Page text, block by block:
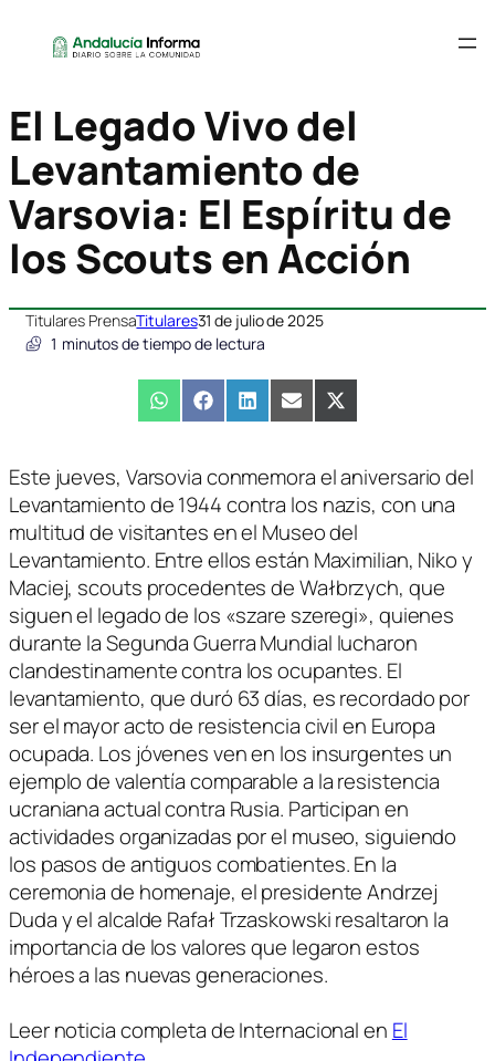
El Legado Vivo del
Levantamiento de
Varsovia: El Espíritu de
los Scouts en Acción
Titulares PrensaTitulares31 de julio de 2025
1 minutos de tiempo de lectura
Compartir
en
WhatsAppCompartir
en
FacebookCompartir
en
LinkedInCompartir
en
EmailCompartir
en
X
(Twitter)
Este jueves, Varsovia conmemora el aniversario del
Levantamiento de 1944 contra los nazis, con una
multitud de visitantes en el Museo del
Levantamiento. Entre ellos están Maximilian, Niko y
Maciej, scouts procedentes de Wałbrzych, que
siguen el legado de los «szare szeregi», quienes
durante la Segunda Guerra Mundial lucharon
clandestinamente contra los ocupantes. El
levantamiento, que duró 63 días, es recordado por
ser el mayor acto de resistencia civil en Europa
ocupada. Los jóvenes ven en los insurgentes un
ejemplo de valentía comparable a la resistencia
ucraniana actual contra Rusia. Participan en
actividades organizadas por el museo, siguiendo
los pasos de antiguos combatientes. En la
ceremonia de homenaje, el presidente Andrzej
Duda y el alcalde Rafał Trzaskowski resaltaron la
importancia de los valores que legaron estos
héroes a las nuevas generaciones.
Leer noticia completa de Internacional en El